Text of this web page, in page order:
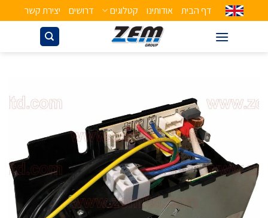
דף הבית אודותינו קטלוגים דרושים יצירת קשר